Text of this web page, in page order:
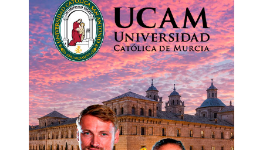
CERTIFICACIÓN OFICIAL UCAM
En UCAM contamos con más de 20 años de
experiencia en la enseñanza académica,
nuestra universidad fue reconocida por
prestigiosos rankings internacionales,
situándose entre las 10 mejores universidades
de Europa en Calidad de enseñanza, según el